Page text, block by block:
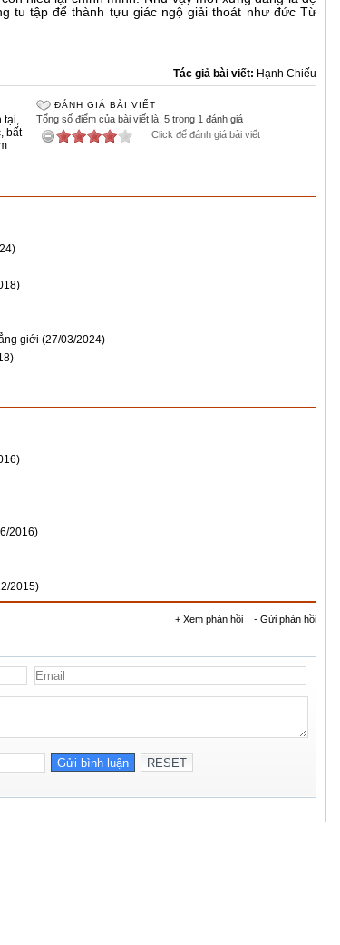
tu tập để thành tựu giác ngộ giải thoát như đức Từ
Tác giả bài viết: Hạnh Chiếu
tại,
, bất
ĐÁNH GIÁ BÀI VIẾT
Tổng số điểm của bài viết là: 5 trong 1 đánh giá
Click để đánh giá bài viết
giới (27/03/2024)
2016)
2015)
+ Xem phản hồi - Gửi phản hồi